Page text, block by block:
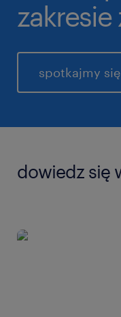
spotkajmy się
dowiedz się